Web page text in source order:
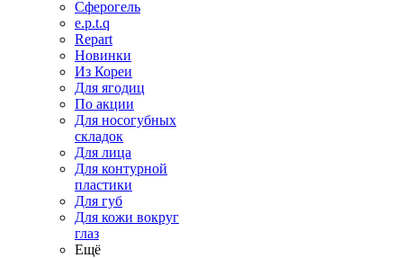
Сферогель
e.p.t.q
Repart
Новинки
Из Кореи
Для ягодиц
По акции
Для носогубных
складок
Для лица
Для контурной
пластики
Для губ
Для кожи вокруг
глаз
Ещё